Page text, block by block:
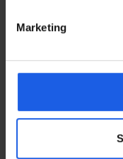
Marketing
Voor
oortje